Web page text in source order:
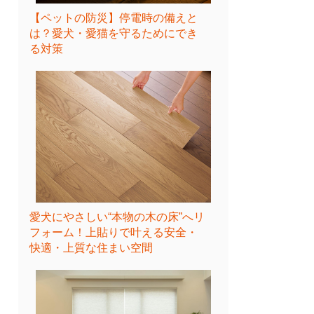
【ペットの防災】停電時の備えと
は？愛犬・愛猫を守るためにでき
る対策
愛犬にやさしい“本物の木の床”へリ
フォーム！上貼りで叶える安全・
快適・上質な住まい空間